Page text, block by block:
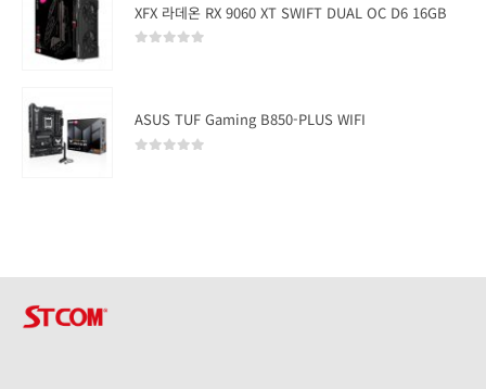
XFX 라데온 RX 9060 XT SWIFT DUAL OC D6 16GB
ASUS TUF Gaming B850-PLUS WIFI